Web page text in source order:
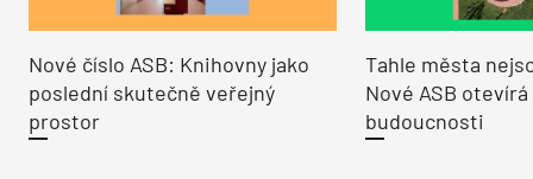
Nové číslo ASB: Knihovny jako
poslední skutečně veřejný
prostor
Tahle města
Nové ASB
budoucnosti